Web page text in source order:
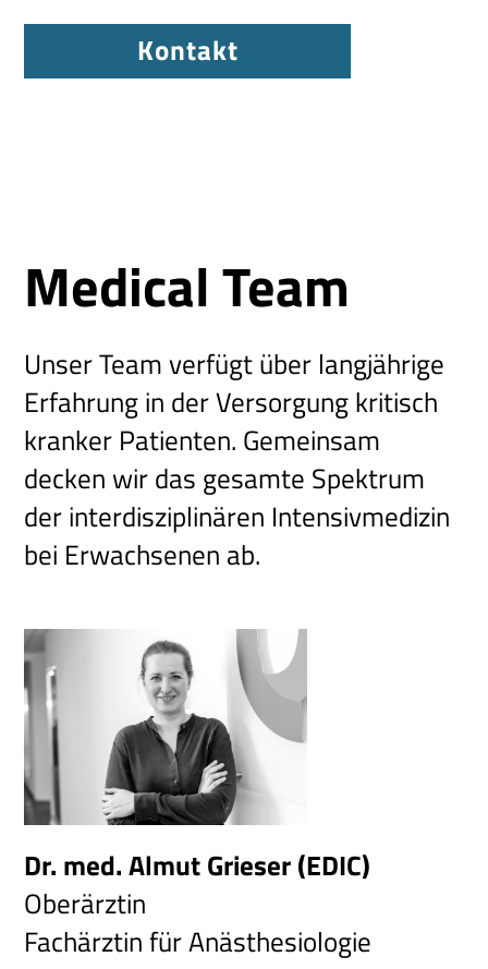
Kontakt
Medical Team
Unser Team verfügt über langjährige
Erfahrung in der Versorgung kritisch
kranker Patienten. Gemeinsam
decken wir das gesamte Spektrum
der interdisziplinären Intensivmedizin
bei Erwachsenen ab.
Dr. med. Almut Grieser (EDIC)
Oberärztin
Fachärztin für Anästhesiologie